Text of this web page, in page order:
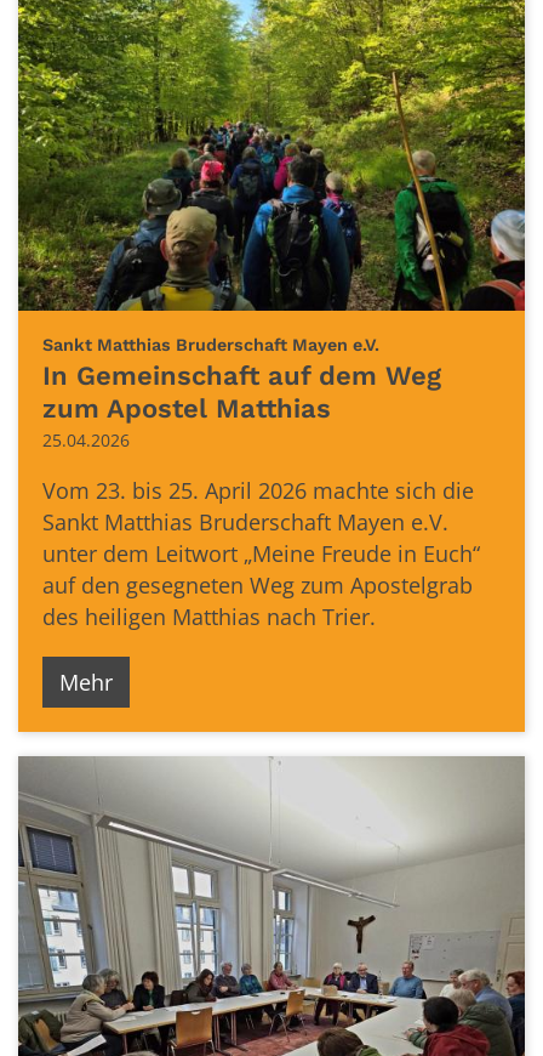
Sankt Matthias Bruderschaft Mayen e.V.
In Gemeinschaft auf dem Weg
zum Apostel Matthias
25.04.2026
Vom 23. bis 25. April 2026 machte sich die
Sankt Matthias Bruderschaft Mayen e.V.
unter dem Leitwort „Meine Freude in Euch“
auf den gesegneten Weg zum Apostelgrab
des heiligen Matthias nach Trier.
Mehr